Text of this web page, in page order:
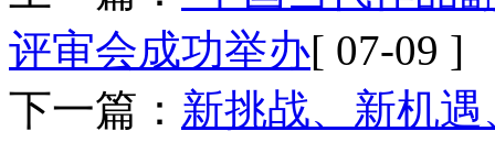
评审会成功举办[ 07-09 ]
下一篇： 新挑战、新机